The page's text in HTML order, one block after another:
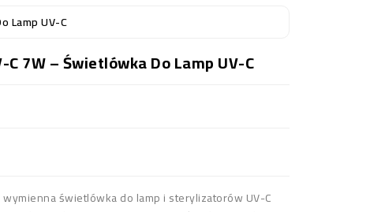
Lamp UV-C
7W – Świetlówka Do Lamp UV-C
wymienna świetlówka do lamp i sterylizatorów UV-C